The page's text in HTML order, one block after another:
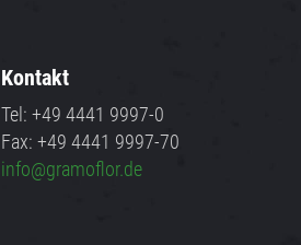
Kontakt
Tel: +49 4441 9997-0
Fax: +49 4441 9997-70
info@gramoflor.de